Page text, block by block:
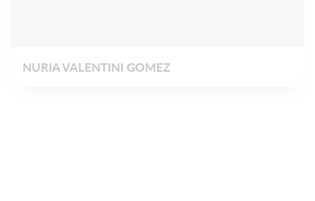
NURIA VALENTINI GOMEZ